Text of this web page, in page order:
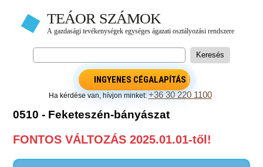
INGYENES CÉGALAPÍTÁS
Ha kérdése van, hívjon minket:+36 30 220 1100
0510 - Feketeszén-bányászat
FONTOS VÁLTOZÁS 2025.01.01-től!